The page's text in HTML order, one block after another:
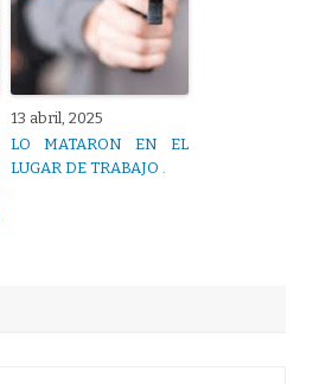
13 abril, 2025
LO MATARON EN EL
LUGAR DE TRABAJO .